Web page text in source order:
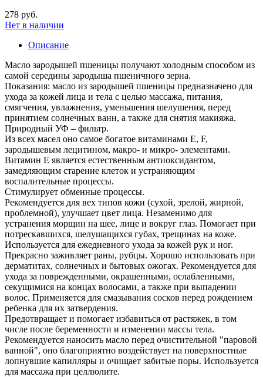
278 руб.
Нет в наличии
Описание
Масло зародышей пшеницы получают холодным способом из
самой середины зародыша пшеничного зерна.
Показания: масло из зародышей пшеницы предназначено для
ухода за кожей лица и тела с целью массажа, питания,
смягчения, увлажнения, уменьшения шелушения, перед
принятием солнечных ванн, а также для снятия макияжа.
Природный УФ – фильтр.
Из всех масел оно самое богатое витаминами Е, F,
зародышевым лецитином, макро- и микро- элементами.
Витамин Е является естественным антиоксидантом,
замедляющим старение клеток и устраняющим
воспалительные процессы.
Стимулирует обменные процессы.
Рекомендуется для вех типов кожи (сухой, зрелой, жирной,
проблемной), улучшает цвет лица. Незаменимо для
устранения морщин на шее, лице и вокруг глаз. Помогает при
потрескавшихся, шелушащихся губах, трещинах на коже.
Используется для ежедневного ухода за кожей рук и ног.
Прекрасно заживляет раны, рубцы. Хорошо использовать при
дерматитах, солнечных и бытовых ожогах. Рекомендуется для
ухода за поврежденными, окрашенными, ослабленными,
секущимися на концах волосами, а также при выпадении
волос. Применяется для смазывания сосков перед рождением
ребенка для их затвердения.
Предотвращает и помогает избавиться от растяжек, в том
числе после беременности и изменении массы тела.
Рекомендуется наносить масло перед очистительной "паровой
ванной", оно благоприятно воздействует на поверхностные
лопнувшие капилляры и очищает забитые поры. Используется
для массажа при целлюлите.